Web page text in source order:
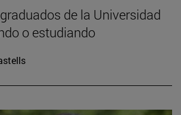
de la Universidad
o estudiando